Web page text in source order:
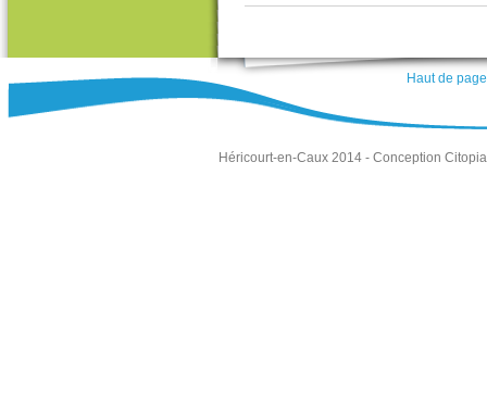
Haut de page
Héricourt-en-Caux 2014 - Conception Citopia